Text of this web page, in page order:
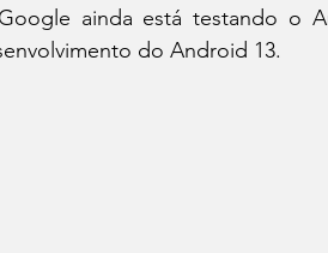
ainda está testando o
do Android 13.